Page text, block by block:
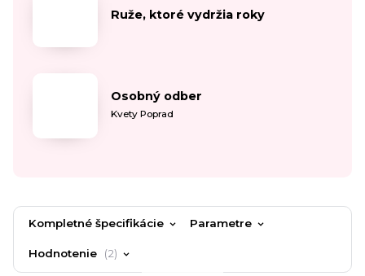
Ruže, ktoré vydržia roky
Osobný odber
Kvety Poprad
Kompletné špecifikácie Parametre
Hodnotenie 2